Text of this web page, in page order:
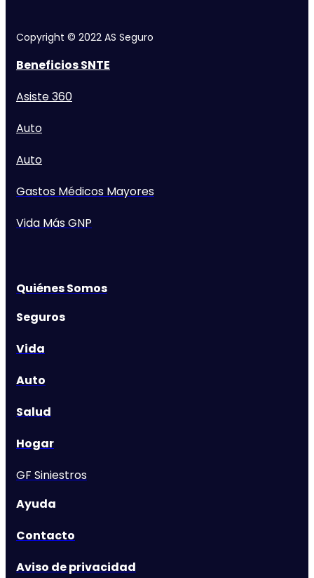
Copyright © 2022 AS Seguro
Beneficios SNTE
Asiste 360
Auto
Auto
Gastos Médicos Mayores
Vida Más GNP
Quiénes Somos
Seguros
Vida
Auto
Salud
Hogar
GF Siniestros
Ayuda
Contacto
Aviso de privacidad